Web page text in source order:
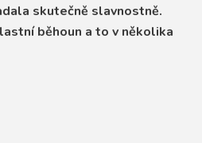
skutečně slavnostně.
běhoun a to v několika